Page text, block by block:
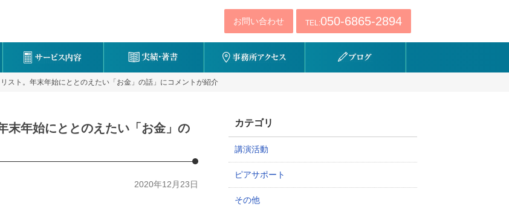
TEL:050-6865-2894
お問い合わせ
スト。年末年始にととのえたい「お金」の話」にコメントが紹介
末年始にととのえたい「お金」の
2020年12月23日
カテゴリ
講演活動
ピアサポート
その他